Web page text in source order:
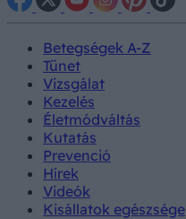
Betegségek A-Z
Tünet
Vizsgálat
Kezelés
Életmódváltás
Kutatás
Prevenció
Hírek
Videók
Kisállatok egészsége